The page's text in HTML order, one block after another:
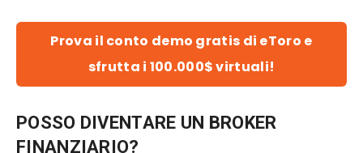
Prova il conto demo gratis di eToro e
sfrutta i 100.000$ virtuali!
POSSO DIVENTARE UN BROKER
FINANZIARIO?